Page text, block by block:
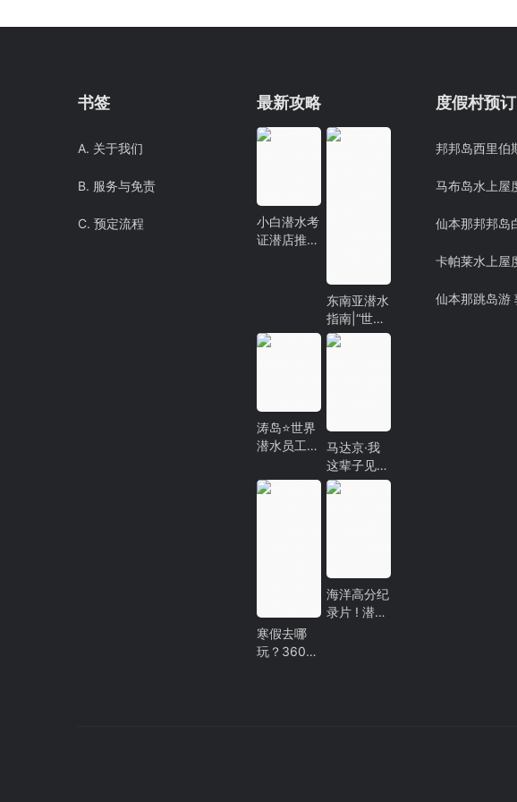
书签
A. 关于我们
B. 服务与免责
C. 预定流程
最新攻略
小白潜水考
证潜店推
东南亚潜水
指南|“世界
潜水员工
鲨！
涛岛⭐世界
潜水员工
里学潜水
马达京·我
这辈子见过
最浪漫的岛
寒假去哪
玩？360°
海洋高分纪
录片 ! 潜水
度假村预订